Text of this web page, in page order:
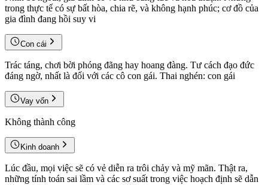
trong thực tế có sự bất hòa, chia rẽ, và không hạnh phúc; cơ đồ của
gia đình đang hồi suy vi
Con cái
Trác táng, chơi bời phóng đãng hay hoang đàng. Tư cách đạo đức
đáng ngờ, nhất là đối với các cô con gái. Thai nghén: con gái
Vay vốn
Không thành công
Kinh doanh
Lúc đầu, mọi việc sẽ có vẻ diễn ra trôi chảy và mỹ mãn. Thật ra,
những tính toán sai lầm và các sơ suất trong việc hoạch định sẽ dẫn